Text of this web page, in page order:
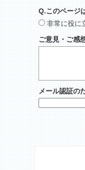
Q.このページ
非常に役に
ご意見・ご感
メール認証の